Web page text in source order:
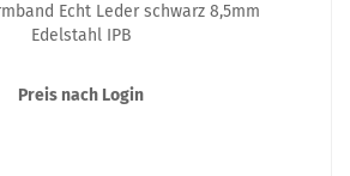
Echt Leder schwarz 8,5mm
Edelstahl IPB
Preis nach Login